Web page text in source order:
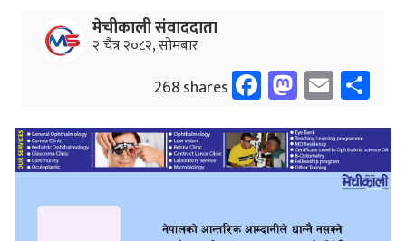
मेचीकाली संवाददाता
२ चैत्र २०८२, सोमबार
268 shares Facebook
Email